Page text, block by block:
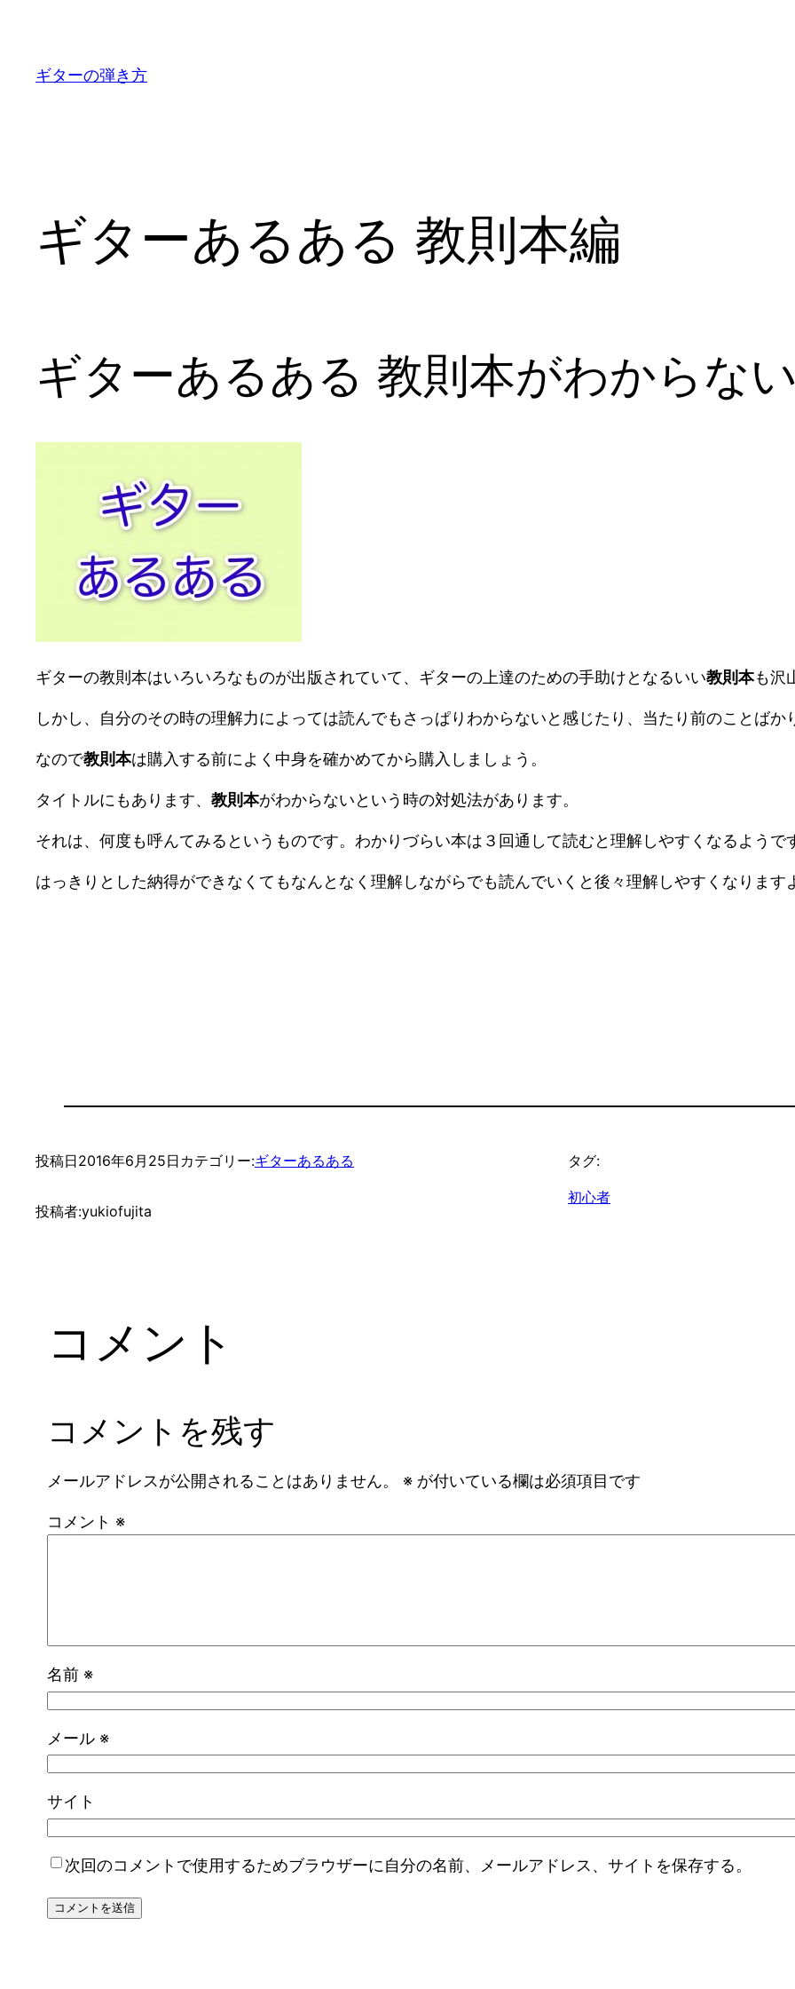
ギターの弾き方
ギターあるある 教則本編
ギターあるある 教則本がわからない
ギターの教則本はいろいろなものが出版されていて、ギターの上達のための手助けとなるいい教則本も沢
しかし、自分のその時の理解力によっては読んでもさっぱりわからないと感じたり、当たり前のことばか
なので教則本は購入する前によく中身を確かめてから購入しましょう。
タイトルにもあります、 教則本がわからないという時の対処法があります。
それは、何度も呼んてみるというものです。わかりづらい本は３回通して読むと理解しやすくなるようで
はっきりとした納得ができなくてもなんとなく理解しながらでも読んでいくと後々理解しやすくなります
投稿日2016年6月25日 カテゴリー:ギターあるある
投稿者:yukiofujita
タグ:
初心者
コメント
コメントを残す
メールアドレスが公開されることはありません。 ※ が付いている欄は必須項目です
コメント ※
名前 ※
メール ※
サイト
次回のコメントで使用するためブラウザーに自分の名前、メールアドレス、サイトを保存する。